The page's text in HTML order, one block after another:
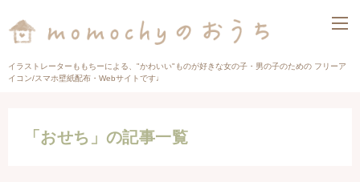
イラストレーターももちーによる、"かわいい"ものが好きな女の子・男の子のための フリーア
イコン/スマホ壁紙配布・Webサイトです♩
「おせち」の記事一覧